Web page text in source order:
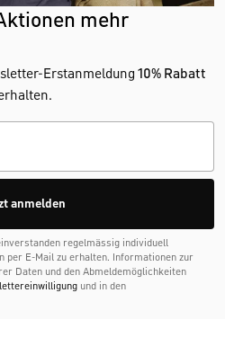
mehr
Erstanmeldung 10% Rabatt
anmelden
regelmässig individuell
per E-Mail zu erhalten. Informationen zur
Daten und den Abmelde­möglichkeiten
und in den